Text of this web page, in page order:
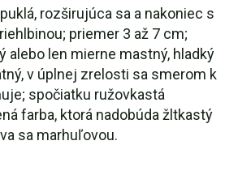
rozširujúca sa a nakoniec s
priemer 3 až 7 cm;
alebo len mierne mastný, hladký
v úplnej zrelosti sa smerom k
spočiatku ružovkastá
farba, ktorá nadobúda žltkastý
sa marhuľovou.